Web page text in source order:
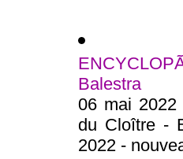
Balestra
06 mai 2022
du Cloître -
2022 -